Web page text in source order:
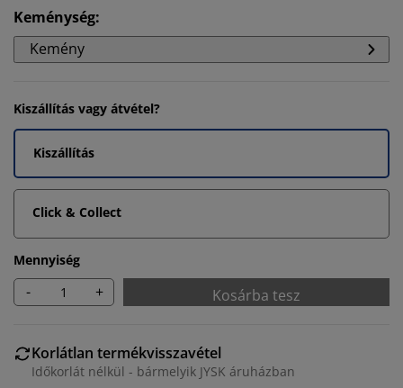
Keménység:
Kemény
Kiszállítás vagy átvétel?
Kiszállítás
Click & Collect
Mennyiség
- + Kosárba tesz
Korlátlan termékvisszavétel
Időkorlát nélkül - bármelyik JYSK áruházban